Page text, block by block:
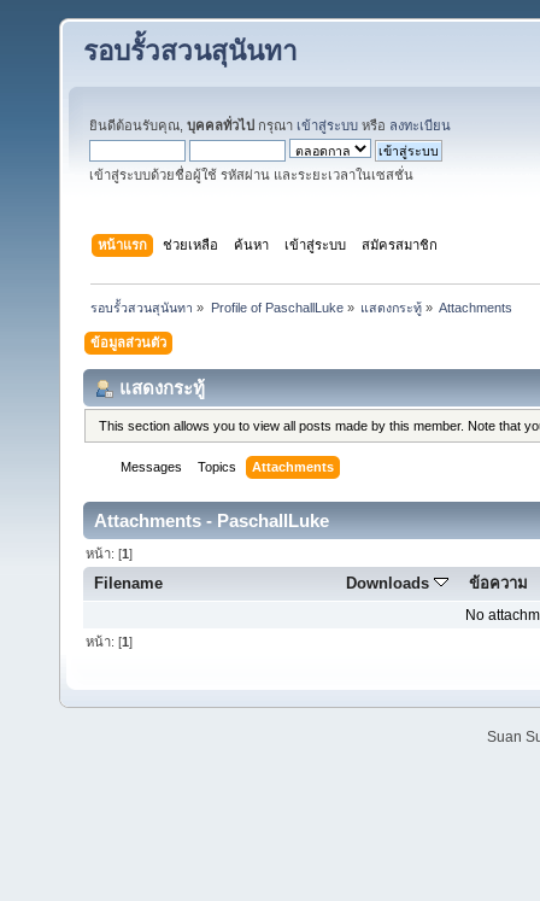
รอบรั้วสวนสุนันทา
ยินดีต้อนรับคุณ, บุคคลทั่วไป กรุณา เข้าสู่ระบบ หรือ ลงทะเบียน
เข้าสู่ระบบด้วยชื่อผู้ใช้ รหัสผ่าน และระยะเวลาในเซสชั่น
หน้าแรก ช่วยเหลือ ค้นหา เข้าสู่ระบบ สมัครสมาชิก
รอบรั้วสวนสุนันทา » Profile of PaschallLuke» แสดงกระทู้» Attachments
ข้อมูลส่วนตัว
แสดงกระทู้
This section allows you to view all posts made by this member. Note that
Messages Topics Attachments
Attachments - PaschallLuke
หน้า: [1]
Filename Downloads ข้อความ
No
หน้า: [1]
Suan